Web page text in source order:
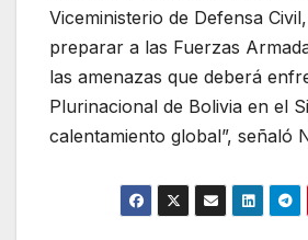
Viceministerio de Defensa
preparar a las Fuerzas
las amenazas que deberá
Plurinacional de Bolivia en el
calentamiento global”, señaló